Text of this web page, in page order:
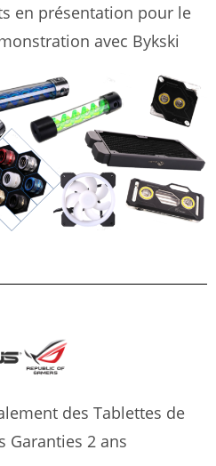
en présentation pour le
avec Bykski
des Tablettes de
Garanties 2 ans